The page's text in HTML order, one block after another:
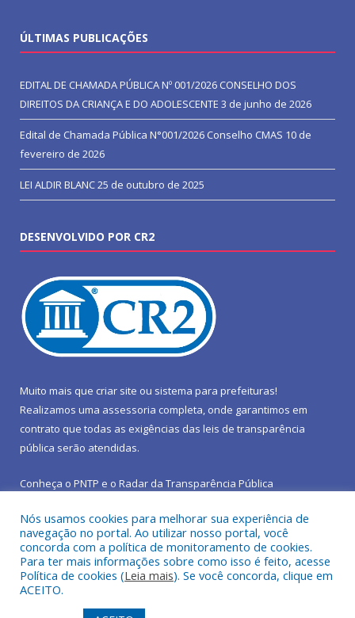
ÚLTIMAS PUBLICAÇÕES
EDITAL DE CHAMADA PÚBLICA Nº 001/2026 CONSELHO DOS
DIREITOS DA CRIANÇA E DO ADOLESCENTE 3 de junho de 2026
Edital de Chamada Pública N°001/2026 Conselho CMAS 10 de
fevereiro de 2026
LEI ALDIR BLANC25 de outubro de 2025
DESENVOLVIDO POR CR2
Muito mais que criar site ou sistema para prefeituras!
Realizamos uma assessoria completa, onde garantimos em
contrato que todas as exigências das leis de transparência
pública serão atendidas.
Conheça o PNTP e o Radar da Transparência Pública
Todos os direitos reservados a Prefeitura Municipal de São João
do Araguaia.
Nós usamos cookies para melhorar sua experiência de
navegação no portal. Ao utilizar nosso portal, você
concorda com a política de monitoramento de cookies.
Para ter mais informações sobre como isso é feito, acesse
Política de cookies (Leia mais). Se você concorda, clique em
ACEITO.